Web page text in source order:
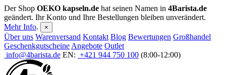
Der Shop OEKO kapseln.de hat seinen Namen in 4Barista.de
geändert. Ihr Konto und Ihre Bestellungen bleiben unverändert.
Mehr Info. ×
Über uns Warenversand Kontakt Blog Bewertungen Großhandel
Geschenkgutscheine Angebote Outlet
info@4barista.de EN: +421 944 750 100 (8:00-12:00)